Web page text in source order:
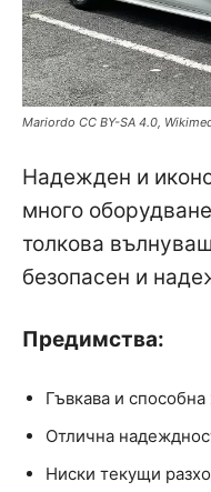
Mariordo CC BY-SA 4.0,
Надежден и
много
толкова
безопасен и
Предимства:
Гъвкава и
Отлична
Ниски текущи